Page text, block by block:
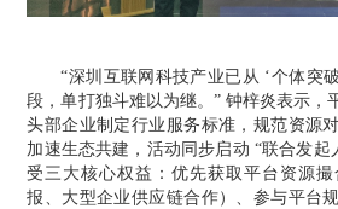
“深圳互联网科技产业已从 ‘个体突
段，单打独斗难以为继。” 钟梓炎表示，
头部企业制定行业服务标准，规范资源
加速生态共建，活动同步启动 “联合发起
受三大核心权益：优先获取平台资源
报、大型企业供应链合作）、参与平台